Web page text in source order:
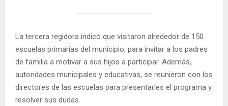
La tercera regidora indicó que visitaron alrededor de 150
escuelas primarias del municipio, para invitar a los padres
de familia a motivar a sus hijos a participar. Además,
autoridades municipales y educativas, se reunieron con los
directores de las escuelas para presentarles el programa y
resolver sus dudas.